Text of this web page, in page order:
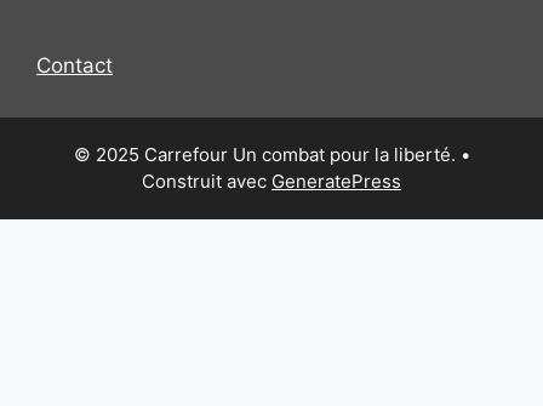
Contact
© 2025 Carrefour Un combat pour la liberté. •
Construit avec GeneratePress